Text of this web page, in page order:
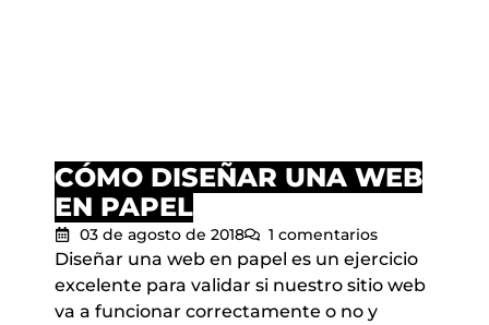
CÓMO DISEÑAR UNA WEB
EN PAPEL
03 de agosto de 2018 1 comentarios
Diseñar una web en papel es un ejercicio
excelente para validar si nuestro sitio web
va a funcionar correctamente o no y